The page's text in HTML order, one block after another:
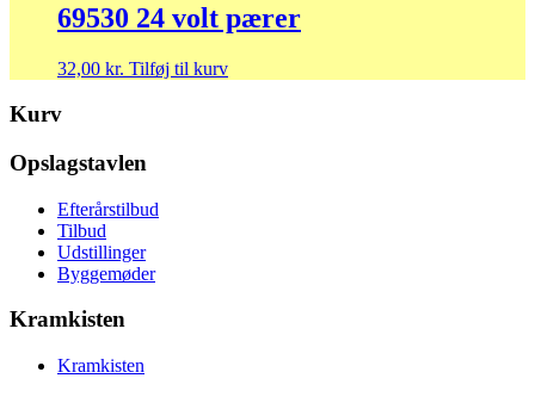
69530 24 volt pærer
32,00 kr. Tilføj til kurv
Kurv
Opslagstavlen
Efterårstilbud
Tilbud
Udstillinger
Byggemøder
Kramkisten
Kramkisten